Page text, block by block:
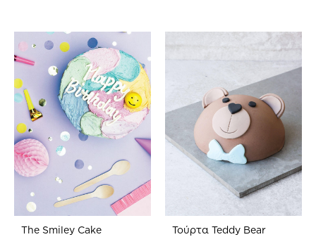
The Smiley Cake
Τούρτα Teddy Bear